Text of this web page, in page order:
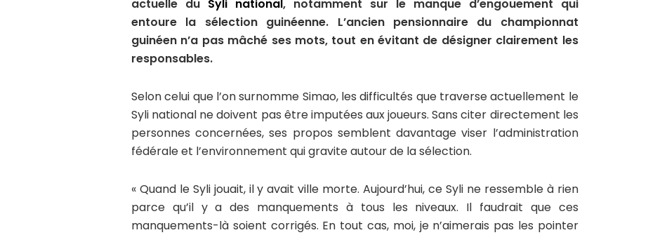
actuelle du Syli national, notamment sur le manque d’engouement qui
entoure la sélection guinéenne. L’ancien pensionnaire du championnat
guinéen n’a pas mâché ses mots, tout en évitant de désigner clairement les
responsables.
Selon celui que l’on surnomme Simao, les difficultés que traverse actuellement le
Syli national ne doivent pas être imputées aux joueurs. Sans citer directement les
personnes concernées, ses propos semblent davantage viser l’administration
fédérale et l’environnement qui gravite autour de la sélection.
« Quand le Syli jouait, il y avait ville morte. Aujourd’hui, ce Syli ne ressemble à rien
parce qu’il y a des manquements à tous les niveaux. Il faudrait que ces
manquements-là soient corrigés. En tout cas, moi, je n’aimerais pas les pointer